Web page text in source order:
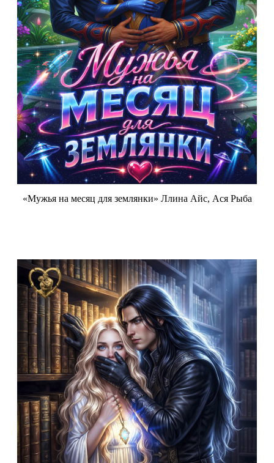
«Мужья на месяц для землянки» Ллина Айс, Ася Рыба